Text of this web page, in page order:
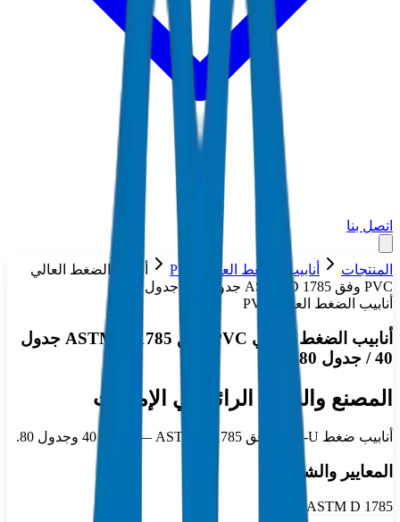
اتصل بنا
المنتجات أنابيب الضغط العالي PVC
أنابيب الضغط العالي
PVC وفق ASTM D 1785 جدول 40 / جدول 80
أنابيب الضغط العالي PVC
أنابيب الضغط العالي PVC وفق ASTM D 1785 جدول
40 / جدول 80
المصنع والمورد الرائد في الإمارات
أنابيب ضغط PVC-U وفق ASTM D 1785 — جدول 40 وجدول 80.
المعايير والشهادات
ASTM D 1785